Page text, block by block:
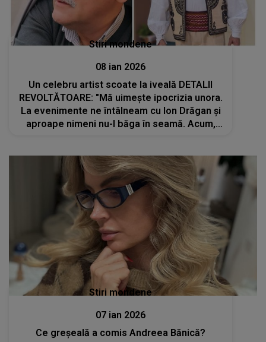
Stiri mondene
08 ian 2026
Un celebru artist scoate la iveală DETALII
REVOLTĂTOARE: "Mă uimește ipocrizia unora.
La evenimente ne întâlneam cu Ion Drăgan și
aproape nimeni nu-l băga în seamă. Acum,
Stiri mondene
07 ian 2026
Ce greșeală a comis Andreea Bănică?